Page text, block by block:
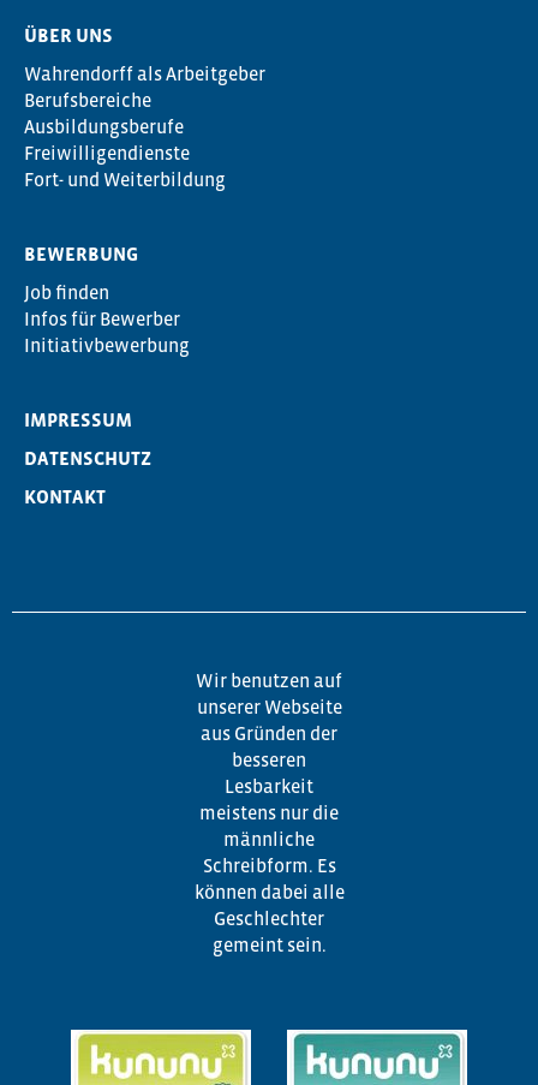
ÜBER UNS
Wahrendorff als Arbeitgeber
Berufsbereiche
Ausbildungsberufe
Freiwilligendienste
Fort- und Weiterbildung
BEWERBUNG
Job finden
Infos für Bewerber
Initiativbewerbung
IMPRESSUM
DATENSCHUTZ
KONTAKT
Wir benutzen auf
unserer Webseite
aus Gründen der
besseren
Lesbarkeit
meistens nur die
männliche
Schreibform. Es
können dabei alle
Geschlechter
gemeint sein.